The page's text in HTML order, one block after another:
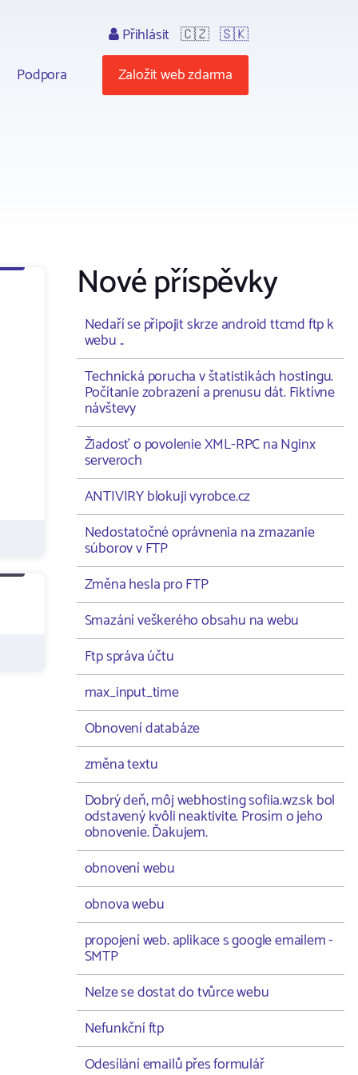
Podpora
Přihlásit 🇨🇿 🇸🇰
Založit web zdarma
Nové příspěvky
Nedaří se připojit skrze android ttcmd ftp k
webu ..
Technická porucha v štatistikách hostingu.
Počítanie zobrazení a prenusu dát. Fiktívne
návštevy
Žiadosť o povolenie XML-RPC na Nginx
serveroch
ANTIVIRY blokuji vyrobce.cz
Nedostatočné oprávnenia na zmazanie
súborov v FTP
Změna hesla pro FTP
Smazání veškerého obsahu na webu
Ftp správa účtu
max_input_time
Obnovení databáze
změna textu
Dobrý deň, môj webhosting sofiia.wz.sk bol
odstavený kvôli neaktivite. Prosím o jeho
obnovenie. Ďakujem.
obnovení webu
obnova webu
propojení web. aplikace s google emailem -
SMTP
Nelze se dostat do tvůrce webu
Nefunkční ftp
Odesílání emailů přes formulář